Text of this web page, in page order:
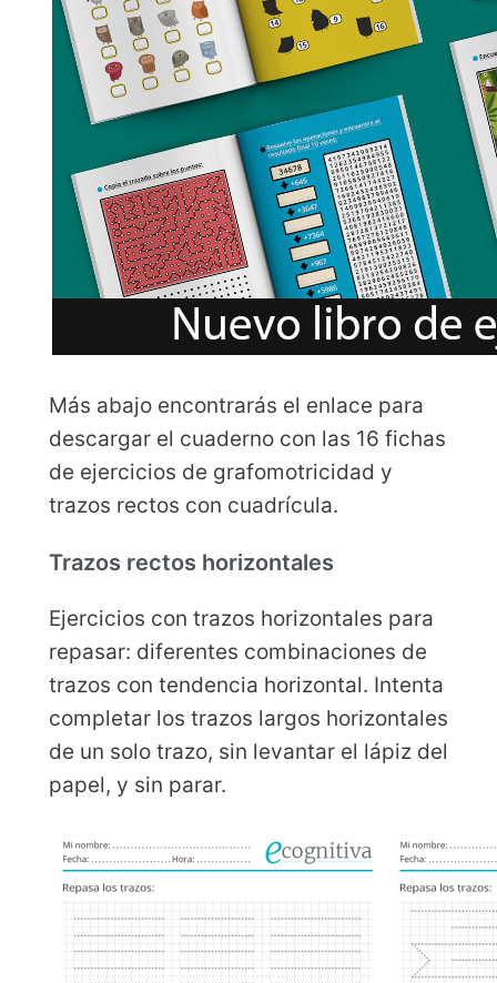
Más abajo encontrarás el enlace para
descargar el cuaderno con las 16 fichas
de ejercicios de grafomotricidad y
trazos rectos con cuadrícula.
Trazos rectos horizontales
Ejercicios con trazos horizontales para
repasar: diferentes combinaciones de
trazos con tendencia horizontal. Intenta
completar los trazos largos horizontales
de un solo trazo, sin levantar el lápiz del
papel, y sin parar.